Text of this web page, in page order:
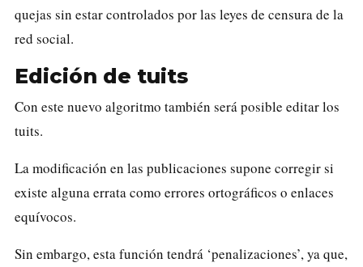
quejas sin estar controlados por las leyes de censura de la
red social.
Edición de tuits
Con este nuevo algoritmo también será posible editar los
tuits.
La modificación en las publicaciones supone corregir si
existe alguna errata como errores ortográficos o enlaces
equívocos.
Sin embargo, esta función tendrá ‘penalizaciones’, ya que,